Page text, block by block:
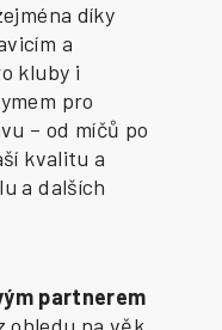
díky
a
kluby i
pro
– od míčů po
kvalitu a
a dalších
partnerem